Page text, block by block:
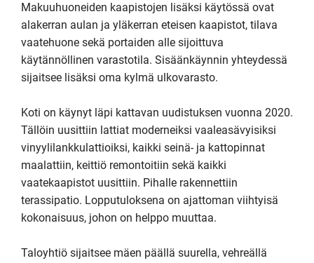
Makuuhuoneiden kaapistojen lisäksi käytössä ovat
alakerran aulan ja yläkerran eteisen kaapistot, tilava
vaatehuone sekä portaiden alle sijoittuva
käytännöllinen varastotila. Sisäänkäynnin yhteydessä
sijaitsee lisäksi oma kylmä ulkovarasto.
Koti on käynyt läpi kattavan uudistuksen vuonna 2020.
Tällöin uusittiin lattiat moderneiksi vaaleasävyisiksi
vinyylilankkulattioiksi, kaikki seinä- ja kattopinnat
maalattiin, keittiö remontoitiin sekä kaikki
vaatekaapistot uusittiin. Pihalle rakennettiin
terassipatio. Lopputuloksena on ajattoman viihtyisä
kokonaisuus, johon on helppo muuttaa.
Taloyhtiö sijaitsee mäen päällä suurella, vehreällä